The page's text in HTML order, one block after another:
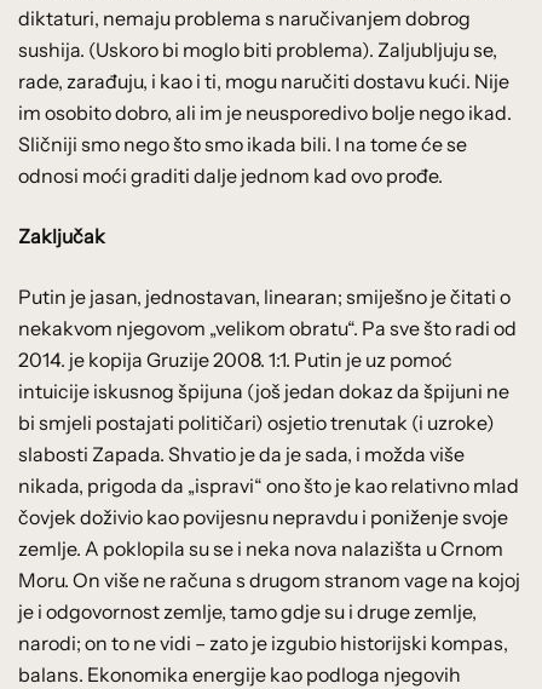
diktaturi, nemaju problema s naručivanjem dobrog
sushija. (Uskoro bi moglo biti problema). Zaljubljuju se,
rade, zarađuju, i kao i ti, mogu naručiti dostavu kući. Nije
im osobito dobro, ali im je neusporedivo bolje nego ikad.
Sličniji smo nego što smo ikada bili. I na tome će se
odnosi moći graditi dalje jednom kad ovo prođe.
Zaključak
Putin je jasan, jednostavan, linearan; smiješno je čitati o
nekakvom njegovom „velikom obratu“. Pa sve što radi od
2014. je kopija Gruzije 2008. 1:1. Putin je uz pomoć
intuicije iskusnog špijuna (još jedan dokaz da špijuni ne
bi smjeli postajati političari) osjetio trenutak (i uzroke)
slabosti Zapada. Shvatio je da je sada, i možda više
nikada, prigoda da „ispravi“ ono što je kao relativno mlad
čovjek doživio kao povijesnu nepravdu i poniženje svoje
zemlje. A poklopila su se i neka nova nalazišta u Crnom
Moru. On više ne računa s drugom stranom vage na kojoj
je i odgovornost zemlje, tamo gdje su i druge zemlje,
narodi; on to ne vidi – zato je izgubio historijski kompas,
balans. Ekonomika energije kao podloga njegovih